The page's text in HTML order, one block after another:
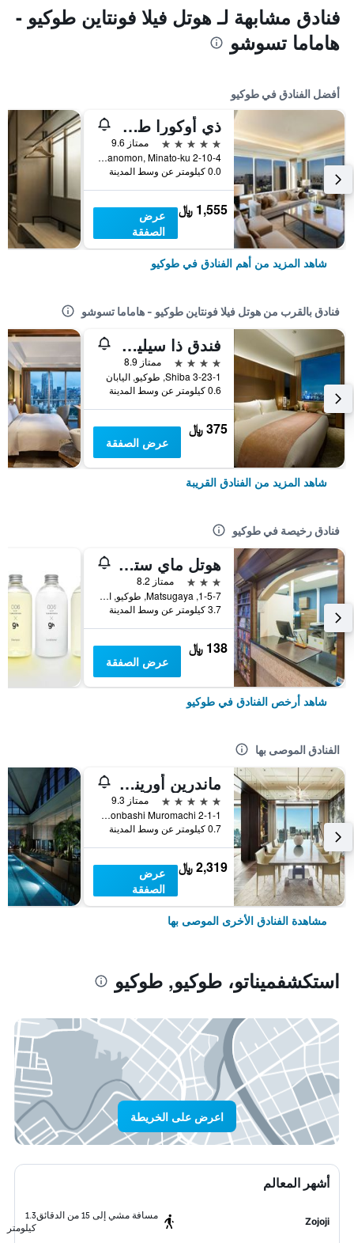
فنادق مشابهة لـ هوتل فيلا فونتاين طوكيو -
هاماما تسوشو
أفضل الفنادق في طوكيو
ذي أوكورا طوكيو
5 نجوم
ممتاز 9.6
2-10-4 Toranomon, Minato-ku, طوكيو, اليابان
0.0 كيلومتر عن وسط المدينة
1,555 ﷼
عرض
الصفقة
شاهد المزيد من أهم الفنادق في طوكيو
فنادق بالقرب من هوتل فيلا فونتاين طوكيو - هاماما تسوشو
فندق ذا سيليستين طوكيو شيبا
4 نجوم
ممتاز 8.9
3-23-1 Shiba, طوكيو, اليابان
0.6 كيلومتر عن وسط المدينة
375 ﷼
عرض الصفقة
شاهد المزيد من الفنادق القريبة
فنادق رخيصة في طوكيو
هوتل ماي ستايز أوينو إناريتشو
3 نجوم
ممتاز 8.2
1-5-7, Matsugaya, طوكيو, اليابان
3.7 كيلومتر عن وسط المدينة
138 ﷼
عرض الصفقة
شاهد أرخص الفنادق في طوكيو
الفنادق الموصى بها
ماندرين أورينتال، طوكيو
5 نجوم
ممتاز 9.3
2-1-1 Nihonbashi Muromachi, طوكيو, اليابان
0.7 كيلومتر عن وسط المدينة
2,319 ﷼
عرض
الصفقة
مشاهدة الفنادق الأخرى الموصى بها
استكشفميناتو، طوكيو, طوكيو
اعرض على الخريطة
أشهر المعالم
Zojoji
مسافة مشي إلى 15 من الدقائق
1.3
كيلومتر